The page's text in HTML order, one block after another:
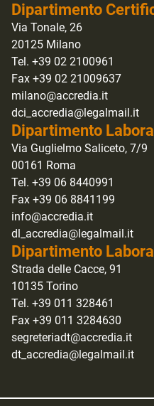
Dipartimento
Via Tonale, 26
20125 Milano
Tel. +39 02 2100961
Fax +39 02 21009637
milano@accredia.it
dci_accredia@legalmail.it
Dipartimento
Via Guglielmo Saliceto, 7/9
00161 Roma
Tel. +39 06 8440991
Fax +39 06 8841199
info@accredia.it
dl_accredia@legalmail.it
Dipartimento
Strada delle Cacce, 91
10135 Torino
Tel. +39 011 328461
Fax +39 011 3284630
segreteriadt@accredia.it
dt_accredia@legalmail.it